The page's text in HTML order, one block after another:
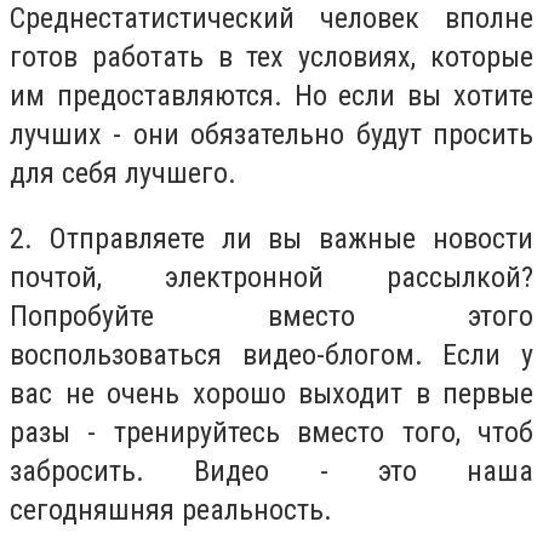
Среднестатистический человек вполне
готов работать в тех условиях, которые
им предоставляются. Но если вы хотите
лучших - они обязательно будут просить
для себя лучшего.
2. Отправляете ли вы важные новости
почтой, электронной рассылкой?
Попробуйте вместо этого
воспользоваться видео-блогом. Если у
вас не очень хорошо выходит в первые
разы - тренируйтесь вместо того, чтоб
забросить. Видео - это наша
сегодняшняя реальность.